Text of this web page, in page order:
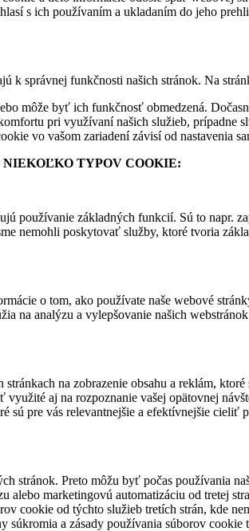
s ich používaním a ukladaním do jeho
k správnej funkčnosti našich stránok. Na
môže byť ich funkčnosť obmedzená.
pri využívaní našich služieb,
vo vašom zariadení závisí od nastavenia
TYPOV COOKIE:
používanie základných funkcií. Sú to napr.
nemohli poskytovať služby, ktoré tvoria
o tom, ako používate naše webové
na analýzu a vylepšovanie našich
na zobrazenie obsahu a reklám,
aj na rozpoznanie vašej opätovnej
sú pre vás relevantnejšie a efektívnejšie
stránok. Preto môžu byť počas používania
alebo marketingovú automatizáciu od tretej
cookie od týchto služieb tretích strán, kde
súkromia a zásady používania súborov cookie